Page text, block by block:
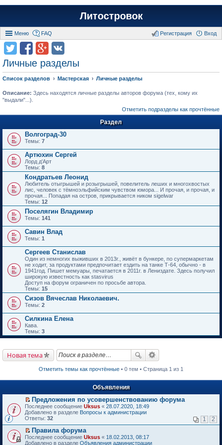
Литостровок
Меню FAQ Вход
Регистрация
Личные разделы
Список разделов Мастерская Личные разделы
Описание: Здесь находятся личные разделы авторов форума (тех, кому их
"выдали"...).
Отметить подразделы как прочтённые
Раздел
Волгоград-30
Темы: 7
Артюхин Сергей
Лорд д'Арт
Темы: 8
Кондратьев Леонид
Любитель отыгрышей и розыгрышей, повелитель леших и многохвостых
лис, человек с тёмноэльфийским чувством юмора... И прочая, и прочая, и
прочая... Попадая на остров, прикрывается ником sigelwar
Темы: 12
Поселягин Владимир
Темы: 141
Савин Влад
Темы: 1
Сергеев Станислав
Один из немногих выживших в 2013г., живёт в бункере, по супермаркетам
не ходит, за продуктами предпочитает ездить на танке Т-64, обычно - в
1941год. Пишет мемуары, печатается в 2011г. в Лениздате. Здесь получил
широкую известность как stasvirus
Доступ на форум ограничен по просьбе автора.
Темы: 15
Сизов Вячеслав Николаевич.
Темы: 2
Силкина Елена
Кава.
Темы: 3
Новая тема
Отметить темы как прочтённые • 0 тем • Страница 1 из 1
Объявления
П
е
р
й
т
и
Предложения по усовершенствованию форума
Последнее сообщение Uksus « 28.07.2020, 18:49
Добавлено в разделе Вопросы к администрации
Ответы: 32 1 2
П
е
Правила форума
Последнее сообщение Uksus « 18.02.2013, 08:17
Добавлено в разделе Объявления администрации